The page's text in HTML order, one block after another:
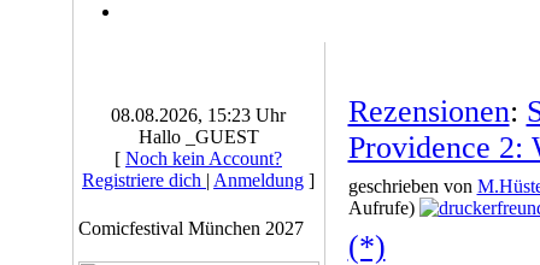
08.08.2026, 15:23 Uhr
Hallo _GUEST
[ Noch kein Account?
Registriere dich | Anmeldung ]
Comicfestival München 2027
Rezensionen:
Providence 2:
geschrieben von
Aufrufe)
(*)